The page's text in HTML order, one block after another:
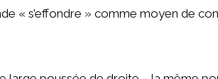
« s’effondre » comme moyen de